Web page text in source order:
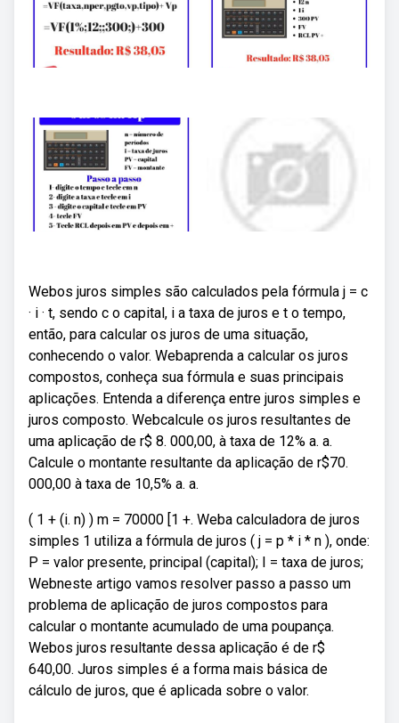
Webos juros simples são calculados pela fórmula j = c
· i · t, sendo c o capital, i a taxa de juros e t o tempo,
então, para calcular os juros de uma situação,
conhecendo o valor. Webaprenda a calcular os juros
compostos, conheça sua fórmula e suas principais
aplicações. Entenda a diferença entre juros simples e
juros composto. Webcalcule os juros resultantes de
uma aplicação de r$ 8. 000,00, à taxa de 12% a. a.
Calcule o montante resultante da aplicação de r$70.
000,00 à taxa de 10,5% a. a.
( 1 + (i. n) ) m = 70000 [1 +. Weba calculadora de juros
simples 1 utiliza a fórmula de juros ( j = p * i * n ), onde:
P = valor presente, principal (capital); I = taxa de juros;
Webneste artigo vamos resolver passo a passo um
problema de aplicação de juros compostos para
calcular o montante acumulado de uma poupança.
Webos juros resultante dessa aplicação é de r$
640,00. Juros simples é a forma mais básica de
cálculo de juros, que é aplicada sobre o valor.